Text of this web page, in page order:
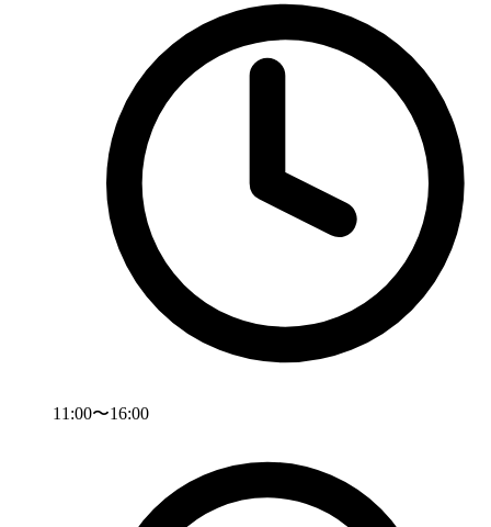
11:00〜16:00